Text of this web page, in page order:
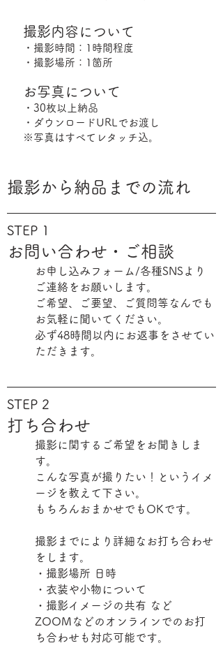
撮影内容について
・撮影時間：1時間程度
・撮影場所：1箇所
お写真について
・30枚以上納品
・ダウンロードURLでお渡し
※写真はすべてレタッチ込。
撮影から納品までの流れ
STEP 1
お問い合わせ・ご相談
お申し込みフォーム/各種SNSより
ご連絡をお願いします。
ご希望、ご要望、ご質問等なんでも
お気軽に聞いてください。
必ず48時間以内にお返事をさせてい
ただきます。
STEP 2
打ち合わせ
撮影に関するご希望をお聞きしま
す。
こんな写真が撮りたい！というイメ
ージを教えて下さい。
もちろんおまかせでもOKです。
撮影までにより詳細なお打ち合わせ
をします。
・撮影場所 日時
・衣装や小物について
・撮影イメージの共有 など
ZOOMなどのオンラインでのお打
ち合わせも対応可能です。